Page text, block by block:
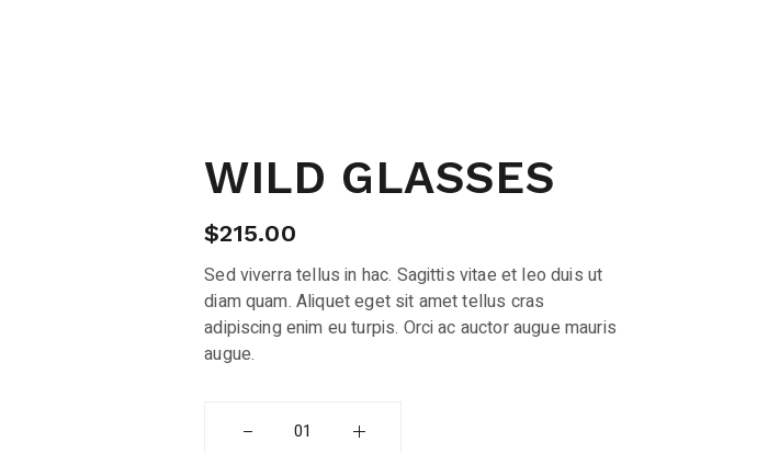
WILD GLASSES
$215.00
Sed viverra tellus in hac. Sagittis vitae et leo duis ut
diam quam. Aliquet eget sit amet tellus cras
adipiscing enim eu turpis. Orci ac auctor augue mauris
augue.